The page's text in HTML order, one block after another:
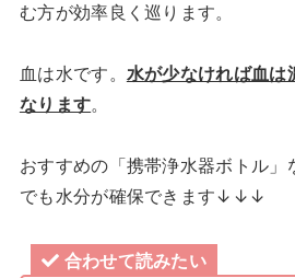
む方が効率良く巡ります。
血は水です。 水が少なければ血は
なります。
おすすめの「携帯浄水器ボトル
でも水分が確保できます↓↓↓
合わせて読みたい